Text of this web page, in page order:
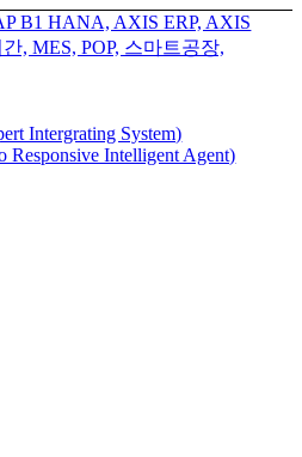
Intergrating System)
Intelligent Agent)